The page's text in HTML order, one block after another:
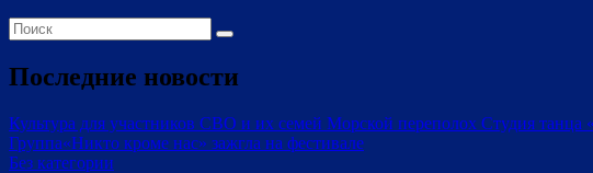
Последние новости
Культура для участников СВО и их семей Морской переполох Студия танца
Группа«Никто кроме нас» зажгла на фестивале
Без категории